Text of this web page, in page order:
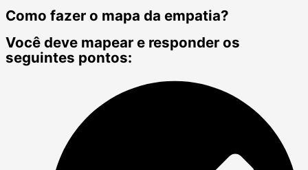
Como fazer o mapa da empatia?
Você deve mapear e responder os
seguintes pontos: